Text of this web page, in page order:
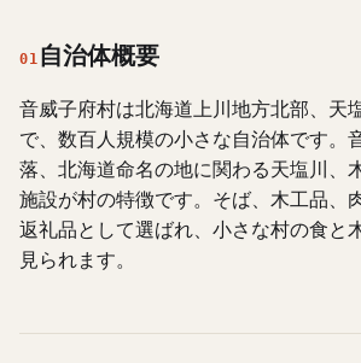
01 自治体概要
音威子府村は北海道上川地方北部、天
で、数百人規模の小さな自治体です。
落、北海道命名の地に関わる天塩川、
施設が村の特徴です。そば、木工品、
返礼品として選ばれ、小さな村の食と
見られます。